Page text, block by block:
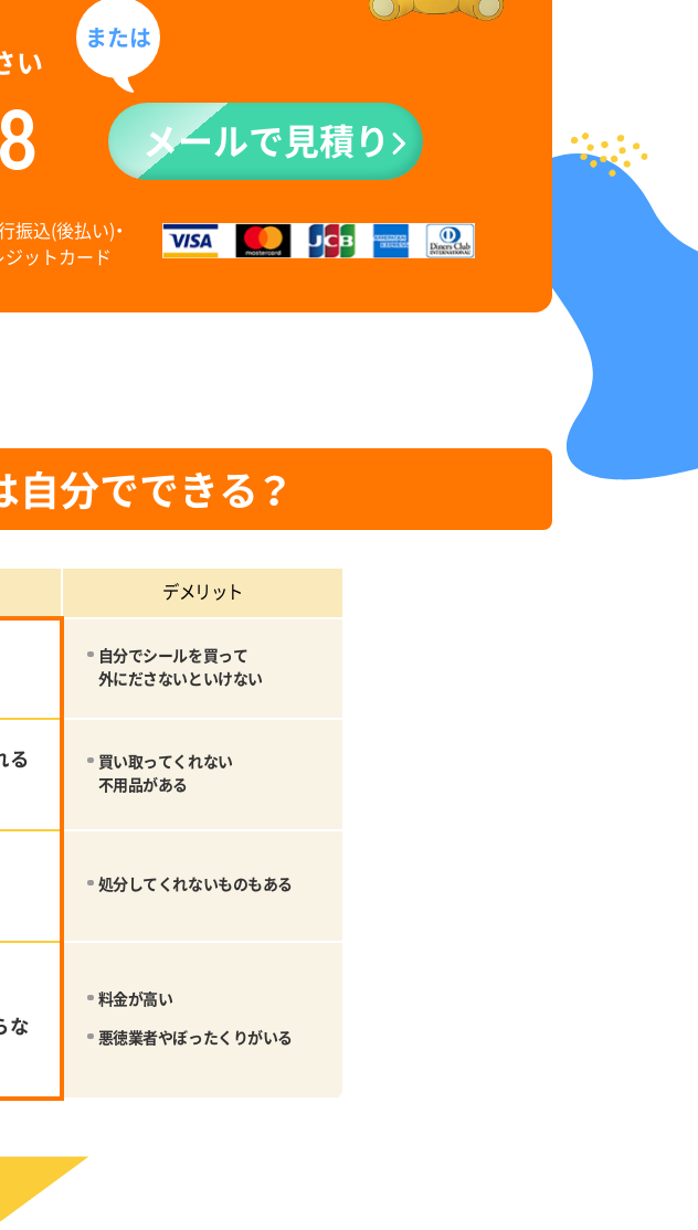
い
または
メールで見積り
振込(後払い)・
ットカード
分でできる？
デメリット
自分でシールを買って
外にださないといけない
る
買い取ってくれない
不用品がある
処分してくれないものもある
な
料金が高い
悪徳業者やぼったくりがいる